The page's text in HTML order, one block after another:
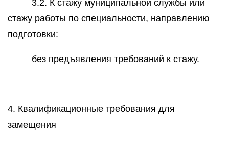
3.2. К стажу муниципальной службы или
стажу работы по специальности, направлению
подготовки:
без предъявления требований к стажу.
4. Квалификационные требования для
замещения